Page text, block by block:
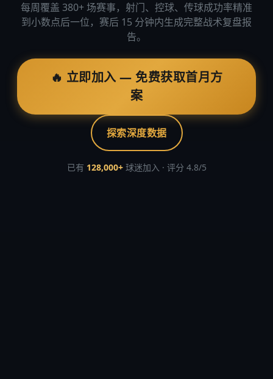
每周覆盖 380+ 场赛事，射门、控球、传球成功率精准
到小数点后一位，赛后 15 分钟内生成完整战术复盘报
告。
🔥 立即加入 — 免费获取首月方
案
探索深度数据
已有 128,000+球迷加入 · 评分 4.8/5